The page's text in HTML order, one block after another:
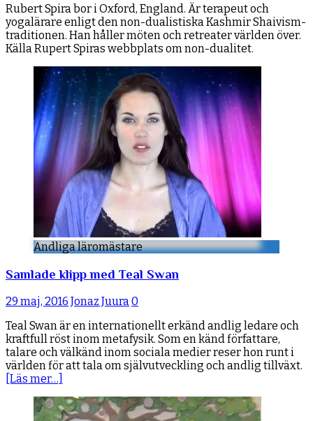
Rubert Spira bor i Oxford, England. Är terapeut och
yogalärare enligt den non-dualistiska Kashmir Shaivism-
traditionen. Han håller möten och retreater världen över.
Källa Rupert Spiras webbplats om non-dualitet.
Andliga läromästare
Samlade klipp med Teal Swan
29 maj, 2016 Jonaz Juura 0
Teal Swan är en internationellt erkänd andlig ledare och
kraftfull röst inom metafysik. Som en känd författare,
talare och välkänd inom sociala medier reser hon runt i
världen för att tala om självutveckling och andlig tillväxt.
[Läs mer…]